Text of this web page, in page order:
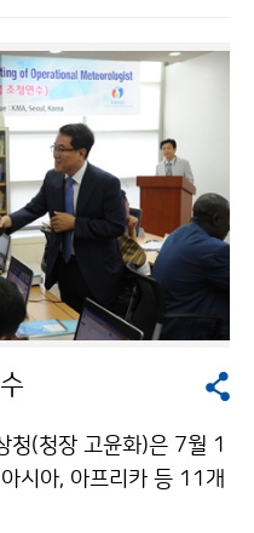
10월 15일까지 전국에서
현장 방문 등을 통한 성
, 온·오프라인 자율 홍보
에 대한 국민공감대 형성
청(청장 고윤화)은 7월 1
시아, 아프리카 등 11개